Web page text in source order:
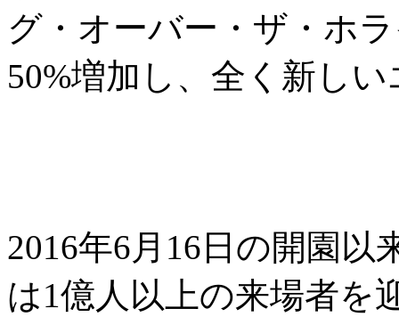
グ・オーバー・ザ・ホ
50%増加し、全く新し
2016年6月16日の開園
は1億人以上の来場者を